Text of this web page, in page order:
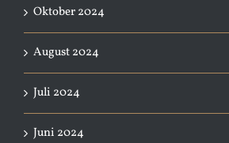
Oktober 2024
August 2024
Juli 2024
Juni 2024